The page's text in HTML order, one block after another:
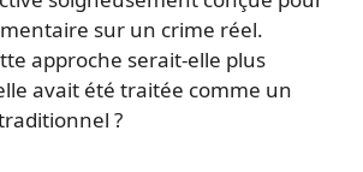
sur un crime réel.
approche serait-elle plus
avait été traitée comme un
?